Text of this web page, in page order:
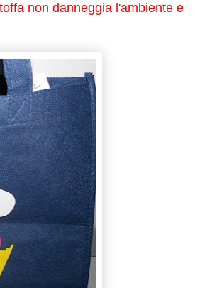
non danneggia l'ambiente e